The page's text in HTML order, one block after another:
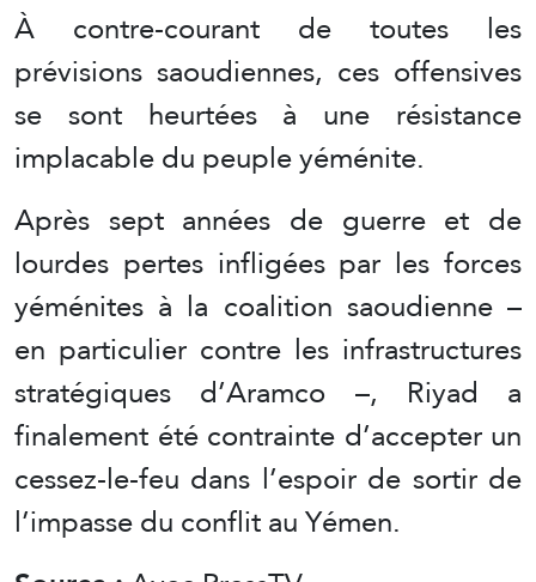
À contre-courant de toutes les
prévisions saoudiennes, ces offensives
se sont heurtées à une résistance
implacable du peuple yéménite.
Après sept années de guerre et de
lourdes pertes infligées par les forces
yéménites à la coalition saoudienne –
en particulier contre les infrastructures
stratégiques d’Aramco –, Riyad a
finalement été contrainte d’accepter un
cessez-le-feu dans l’espoir de sortir de
l’impasse du conflit au Yémen.